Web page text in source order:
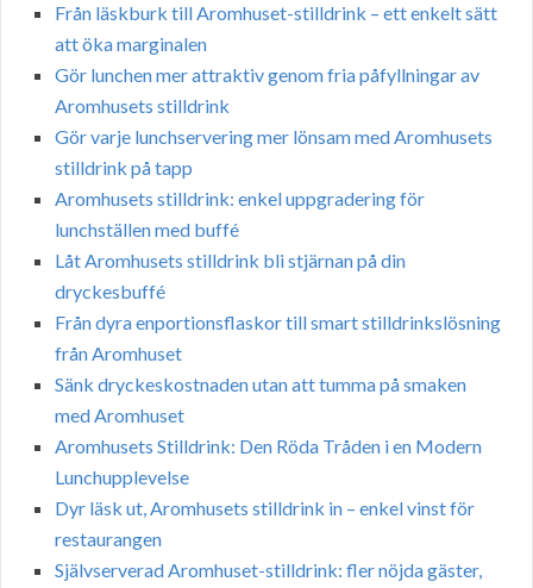
Från läskburk till Aromhuset-stilldrink – ett enkelt sätt
att öka marginalen
Gör lunchen mer attraktiv genom fria påfyllningar av
Aromhusets stilldrink
Gör varje lunchservering mer lönsam med Aromhusets
stilldrink på tapp
Aromhusets stilldrink: enkel uppgradering för
lunchställen med buffé
Låt Aromhusets stilldrink bli stjärnan på din
dryckesbuffé
Från dyra enportionsflaskor till smart stilldrinkslösning
från Aromhuset
Sänk dryckeskostnaden utan att tumma på smaken
med Aromhuset
Aromhusets Stilldrink: Den Röda Tråden i en Modern
Lunchupplevelse
Dyr läsk ut, Aromhusets stilldrink in – enkel vinst för
restaurangen
Självserverad Aromhuset-stilldrink: fler nöjda gäster,